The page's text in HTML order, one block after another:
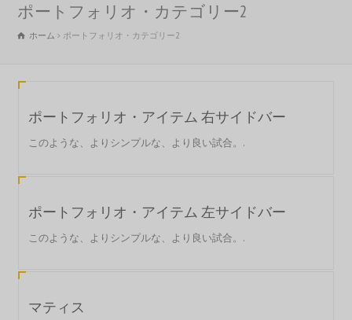
ポートフォリオ・カテゴリー2
ホーム ポートフォリオ・カテゴリー2
ポートフォリオ・アイテム 右サイドバー
このような、よりシンプルな、より良い試合。.
ポートフォリオ・アイテム 左サイドバー
このような、よりシンプルな、より良い試合。.
マティス